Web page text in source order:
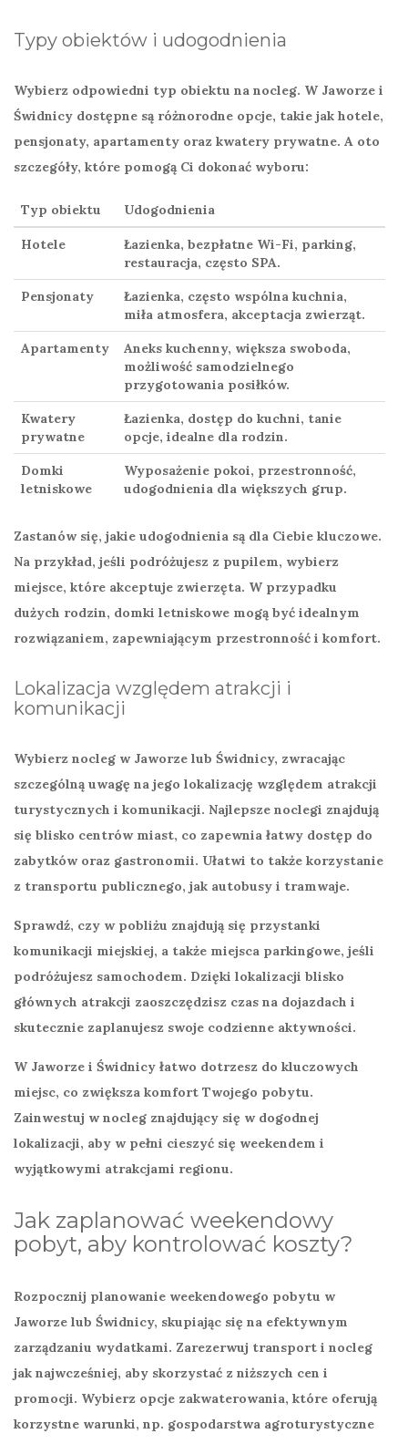
Typy obiektów i udogodnienia
Wybierz odpowiedni typ obiektu na nocleg. W Jaworze i
Świdnicy dostępne są różnorodne opcje, takie jak hotele,
pensjonaty, apartamenty oraz kwatery prywatne. A oto
szczegóły, które pomogą Ci dokonać wyboru:
Typ obiektu Udogodnienia
Hotele Łazienka, bezpłatne Wi-Fi, parking,
restauracja, często SPA.
Pensjonaty Łazienka, często wspólna kuchnia,
miła atmosfera, akceptacja zwierząt.
Apartamenty Aneks kuchenny, większa swoboda,
możliwość samodzielnego
przygotowania posiłków.
Kwatery
prywatne
Łazienka, dostęp do kuchni, tanie
opcje, idealne dla rodzin.
Domki
letniskowe
Wyposażenie pokoi, przestronność,
udogodnienia dla większych grup.
Zastanów się, jakie udogodnienia są dla Ciebie kluczowe.
Na przykład, jeśli podróżujesz z pupilem, wybierz
miejsce, które akceptuje zwierzęta. W przypadku
dużych rodzin, domki letniskowe mogą być idealnym
rozwiązaniem, zapewniającym przestronność i komfort.
Lokalizacja względem atrakcji i
komunikacji
Wybierz nocleg w Jaworze lub Świdnicy, zwracając
szczególną uwagę na jego lokalizację względem atrakcji
turystycznych i komunikacji. Najlepsze noclegi znajdują
się blisko centrów miast, co zapewnia łatwy dostęp do
zabytków oraz gastronomii. Ułatwi to także korzystanie
z transportu publicznego, jak autobusy i tramwaje.
Sprawdź, czy w pobliżu znajdują się przystanki
komunikacji miejskiej, a także miejsca parkingowe, jeśli
podróżujesz samochodem. Dzięki lokalizacji blisko
głównych atrakcji zaoszczędzisz czas na dojazdach i
skutecznie zaplanujesz swoje codzienne aktywności.
W Jaworze i Świdnicy łatwo dotrzesz do kluczowych
miejsc, co zwiększa komfort Twojego pobytu.
Zainwestuj w nocleg znajdujący się w dogodnej
lokalizacji, aby w pełni cieszyć się weekendem i
wyjątkowymi atrakcjami regionu.
Jak zaplanować weekendowy
pobyt, aby kontrolować koszty?
Rozpocznij planowanie weekendowego pobytu w
Jaworze lub Świdnicy, skupiając się na efektywnym
zarządzaniu wydatkami. Zarezerwuj transport i nocleg
jak najwcześniej, aby skorzystać z niższych cen i
promocji. Wybierz opcje zakwaterowania, które oferują
korzystne warunki, np. gospodarstwa agroturystyczne